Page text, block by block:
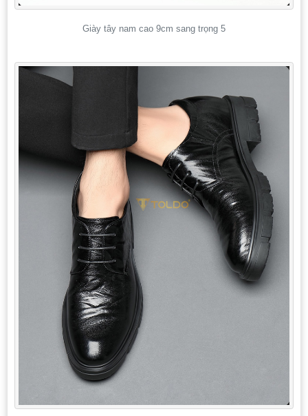
Giày tây nam cao 9cm sang trọng 5